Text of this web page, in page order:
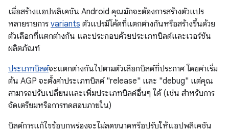
เมื่อสร้างแอปพลิเคชัน Android คุณมักจะต้องการสร้างตัวแปร
หลายรายการ variants ตัวแปรมีโค้ดที่แตกต่างกันหรือสร้างขึ้นด้วย
ตัวเลือกที่แตกต่างกัน และประกอบด้วยประเภทบิลด์และเวอร์ชัน
ผลิตภัณฑ์
ประเภทบิลด์จะแตกต่างกันไปตามตัวเลือกบิลด์ที่ประกาศ โดยค่าเริ่ม
ต้น AGP จะตั้งค่าประเภทบิลด์ "release" และ "debug" แต่คุณ
สามารถปรับเปลี่ยนและเพิ่มประเภทบิลด์อื่นๆ ได้ (เช่น สำหรับการ
จัดเตรียมหรือการทดสอบภายใน)
บิลด์การแก้ไขข้อบกพร่องจะไม่ลดขนาดหรือปรับให้แอปพลิเคชัน